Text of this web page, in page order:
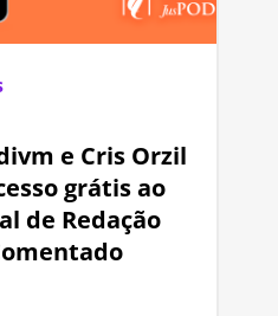
e Cris Orzil
grátis ao
de Redação